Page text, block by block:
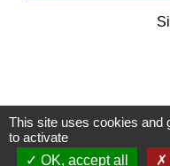
This site uses cookies and
to activate
OK, accept all